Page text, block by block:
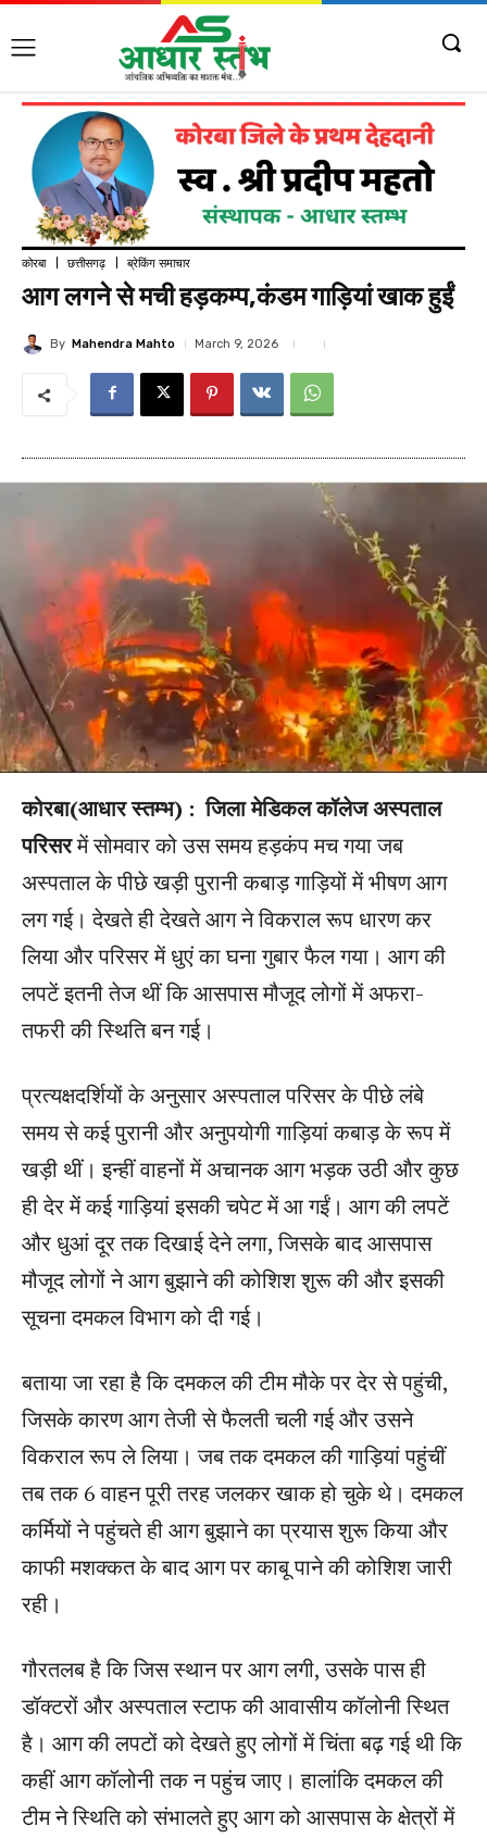
कोरबा छत्तीसगढ़ ब्रेकिंग समाचार
आग लगने से मची हड़कम्प,कंडम गाड़ियां खाक हुईं
By Mahendra Mahto March 9, 2026
कोरबा(आधार स्तम्भ) : जिला मेडिकल कॉलेज अस्पताल
परिसरमें सोमवार को उस समय हड़कंप मच गया जब
अस्पताल के पीछे खड़ी पुरानी कबाड़ गाड़ियों में भीषण आग
लग गई। देखते ही देखते आग ने विकराल रूप धारण कर
लिया और परिसर में धुएं का घना गुबार फैल गया। आग की
लपटें इतनी तेज थीं कि आसपास मौजूद लोगों में अफरा-
तफरी की स्थिति बन गई।
प्रत्यक्षदर्शियों के अनुसार अस्पताल परिसर के पीछे लंबे
समय से कई पुरानी और अनुपयोगी गाड़ियां कबाड़ के रूप में
खड़ी थीं। इन्हीं वाहनों में अचानक आग भड़क उठी और कुछ
ही देर में कई गाड़ियां इसकी चपेट में आ गईं। आग की लपटें
और धुआं दूर तक दिखाई देने लगा, जिसके बाद आसपास
मौजूद लोगों ने आग बुझाने की कोशिश शुरू की और इसकी
सूचना दमकल विभाग को दी गई।
बताया जा रहा है कि दमकल की टीम मौके पर देर से पहुंची,
जिसके कारण आग तेजी से फैलती चली गई और उसने
विकराल रूप ले लिया। जब तक दमकल की गाड़ियां पहुंचीं
तब तक 6 वाहन पूरी तरह जलकर खाक हो चुके थे। दमकल
कर्मियों ने पहुंचते ही आग बुझाने का प्रयास शुरू किया और
काफी मशक्कत के बाद आग पर काबू पाने की कोशिश जारी
रही।
गौरतलब है कि जिस स्थान पर आग लगी, उसके पास ही
डॉक्टरों और अस्पताल स्टाफ की आवासीय कॉलोनी स्थित
है। आग की लपटों को देखते हुए लोगों में चिंता बढ़ गई थी कि
कहीं आग कॉलोनी तक न पहुंच जाए। हालांकि दमकल की
टीम ने स्थिति को संभालते हुए आग को आसपास के क्षेत्रों में